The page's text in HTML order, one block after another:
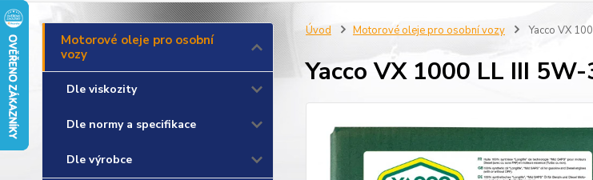
Motorové oleje pro osobní
vozy
Dle viskozity
Dle normy a specifikace
Dle výrobce
Úvod Motorové oleje pro osobní vozy Yacco VX
Yacco VX 1000 LL III